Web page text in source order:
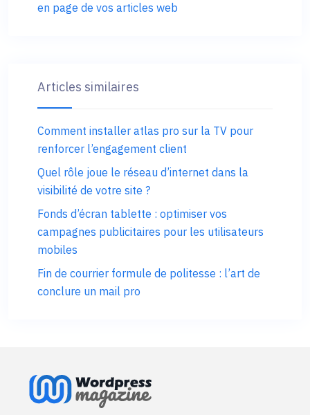
en page de vos articles web
Articles similaires
Comment installer atlas pro sur la TV pour
renforcer l’engagement client
Quel rôle joue le réseau d’internet dans la
visibilité de votre site ?
Fonds d’écran tablette : optimiser vos
campagnes publicitaires pour les utilisateurs
mobiles
Fin de courrier formule de politesse : l’art de
conclure un mail pro